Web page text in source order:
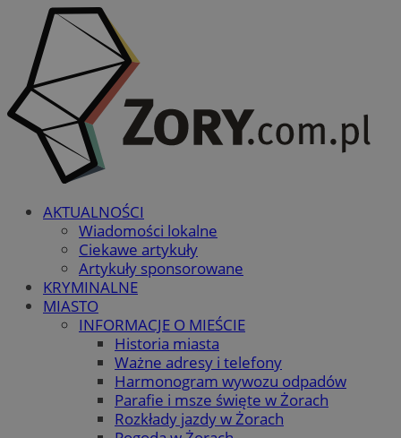
AKTUALNOŚCI
Wiadomości lokalne
Ciekawe artykuły
Artykuły sponsorowane
KRYMINALNE
MIASTO
INFORMACJE O MIEŚCIE
Historia miasta
Ważne adresy i telefony
Harmonogram wywozu odpadów
Parafie i msze święte w Żorach
Rozkłady jazdy w Żorach